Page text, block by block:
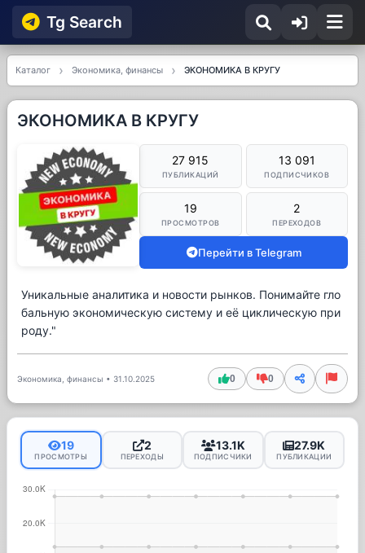
Tg Searсh
Каталог Экономика, финансы ЭКОНОМИКА В КРУГУ
ЭКОНОМИКА В КРУГУ
27 915
ПУБЛИКАЦИЙ
13 091
ПОДПИСЧИКОВ
19
ПРОСМОТРОВ
2
ПЕРЕХОДОВ
Перейти в Telegram
Уникальные аналитика и новости рынков. Понимайте гло
бальную экономическую систему и её циклическую при
роду."
Экономика, финансы • 31.10.2025 0 0
19
ПРОСМОТРЫ
2
ПЕРЕХОДЫ
13.1K
ПОДПИСЧИКИ
27.9K
ПУБЛИКАЦИИ